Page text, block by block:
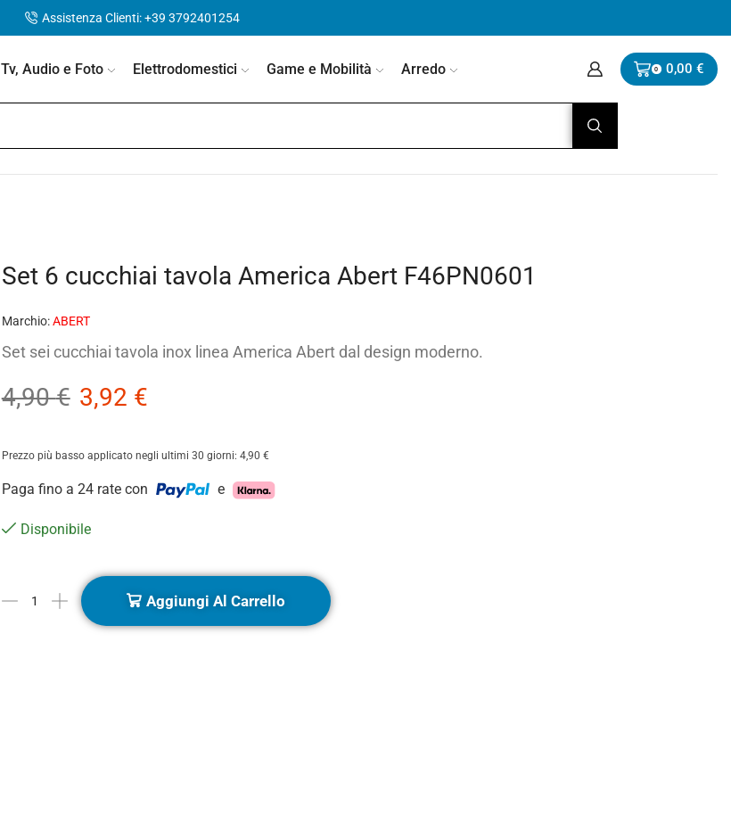
Assistenza Clienti: +39 3792401254
Tv, Audio e Foto Elettrodomestici Game e Mobilità Arredo 0 0,00 €
Set 6 cucchiai tavola America Abert F46PN0601
Marchio:ABERT
Set sei cucchiai tavola inox linea America Abert dal design moderno.
4,90€ 3,92 €
Prezzo più basso applicato negli ultimi 30 giorni: 4,90 €
Paga fino a 24 rate con e
Disponibile
Aggiungi Al Carrello